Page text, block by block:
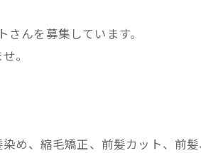
んを募集しています。
。
め、縮毛矯正、前髪カット、前